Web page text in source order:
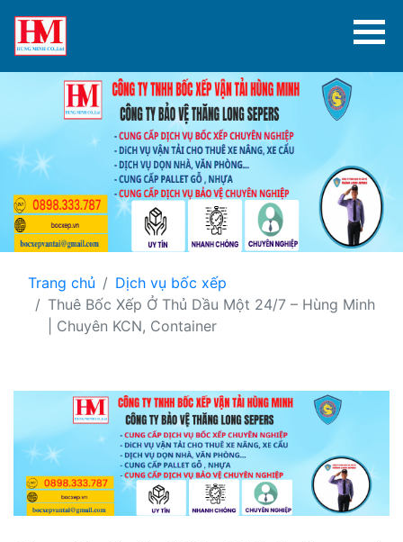
Trang chủ
Dịch vụ bốc xếp
Thuê Bốc Xếp Ở Thủ Dầu Một 24/7 – Hùng Minh
| Chuyên KCN, Container